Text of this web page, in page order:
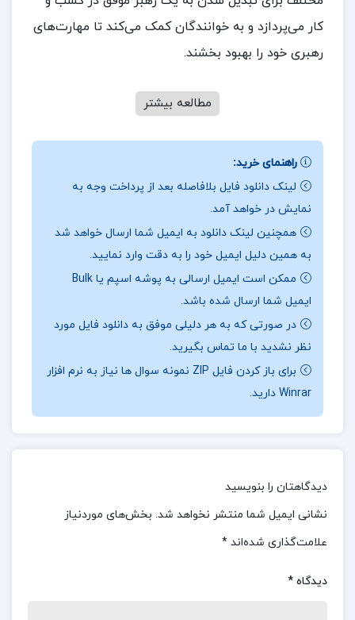
کار می‌پردازد و به خوانندگان کمک می‌کند تا مهارت‌های
رهبری خود را بهبود بخشند.
ایجاد تیم قهرمان: روش‌ها و راهکارهایی برای ایجاد و
مدیریت تیم‌های موفق و کارآمد.
ارتباط با دیگران: تکنیک‌هایی برای بهبود مهارت‌های
ارتباطی و ایجاد ارتباط موثر با اعضای تیم و سایر افراد.
زندگی مانند یک رهبر کسب و کار: بررسی ویژگی‌ها و
عادات رهبران موفق در کسب و کار و نحوه اعمال آن‌ها
در زندگی روزمره.
استراتژی‌گذاری: روش‌های مختلف برای برنامه‌ریزی و
درباره کتاب تاریخ ارومیه احمد کاویانپور
تحلیل‌های علمی و دقیق: کتاب با استفاده از روش‌های
تحقیق علمی به بررسی و تحلیل موضوعات مختلف
مطالعه بیشتر
راهنمای خرید:
لینک دانلود فایل بلافاصله بعد از پرداخت وجه به
نمایش در خواهد آمد.
همچنین لینک دانلود به ایمیل شما ارسال خواهد شد
به همین دلیل ایمیل خود را به دقت وارد نمایید.
ممکن است ایمیل ارسالی به پوشه اسپم یا Bulk
ایمیل شما ارسال شده باشد.
در صورتی که به هر دلیلی موفق به دانلود فایل مورد
نظر نشدید با ما تماس بگیرید.
برای باز کردن فایل ZIP نمونه سوال ها نیاز به نرم افزار
Winrar دارید.
دیدگاهتان را بنویسید
نشانی ایمیل شما منتشر نخواهد شد. بخش‌های موردنیاز
علامت‌گذاری شده‌اند *
دیدگاه *